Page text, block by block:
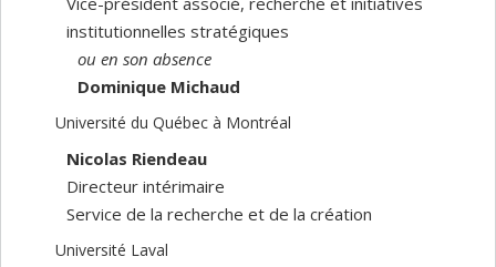
institutionnelles stratégiques
ou en son absence
Dominique Michaud
Université du Québec à Montréal
Nicolas Riendeau
Directeur intérimaire
Service de la recherche et de la création
Université Laval